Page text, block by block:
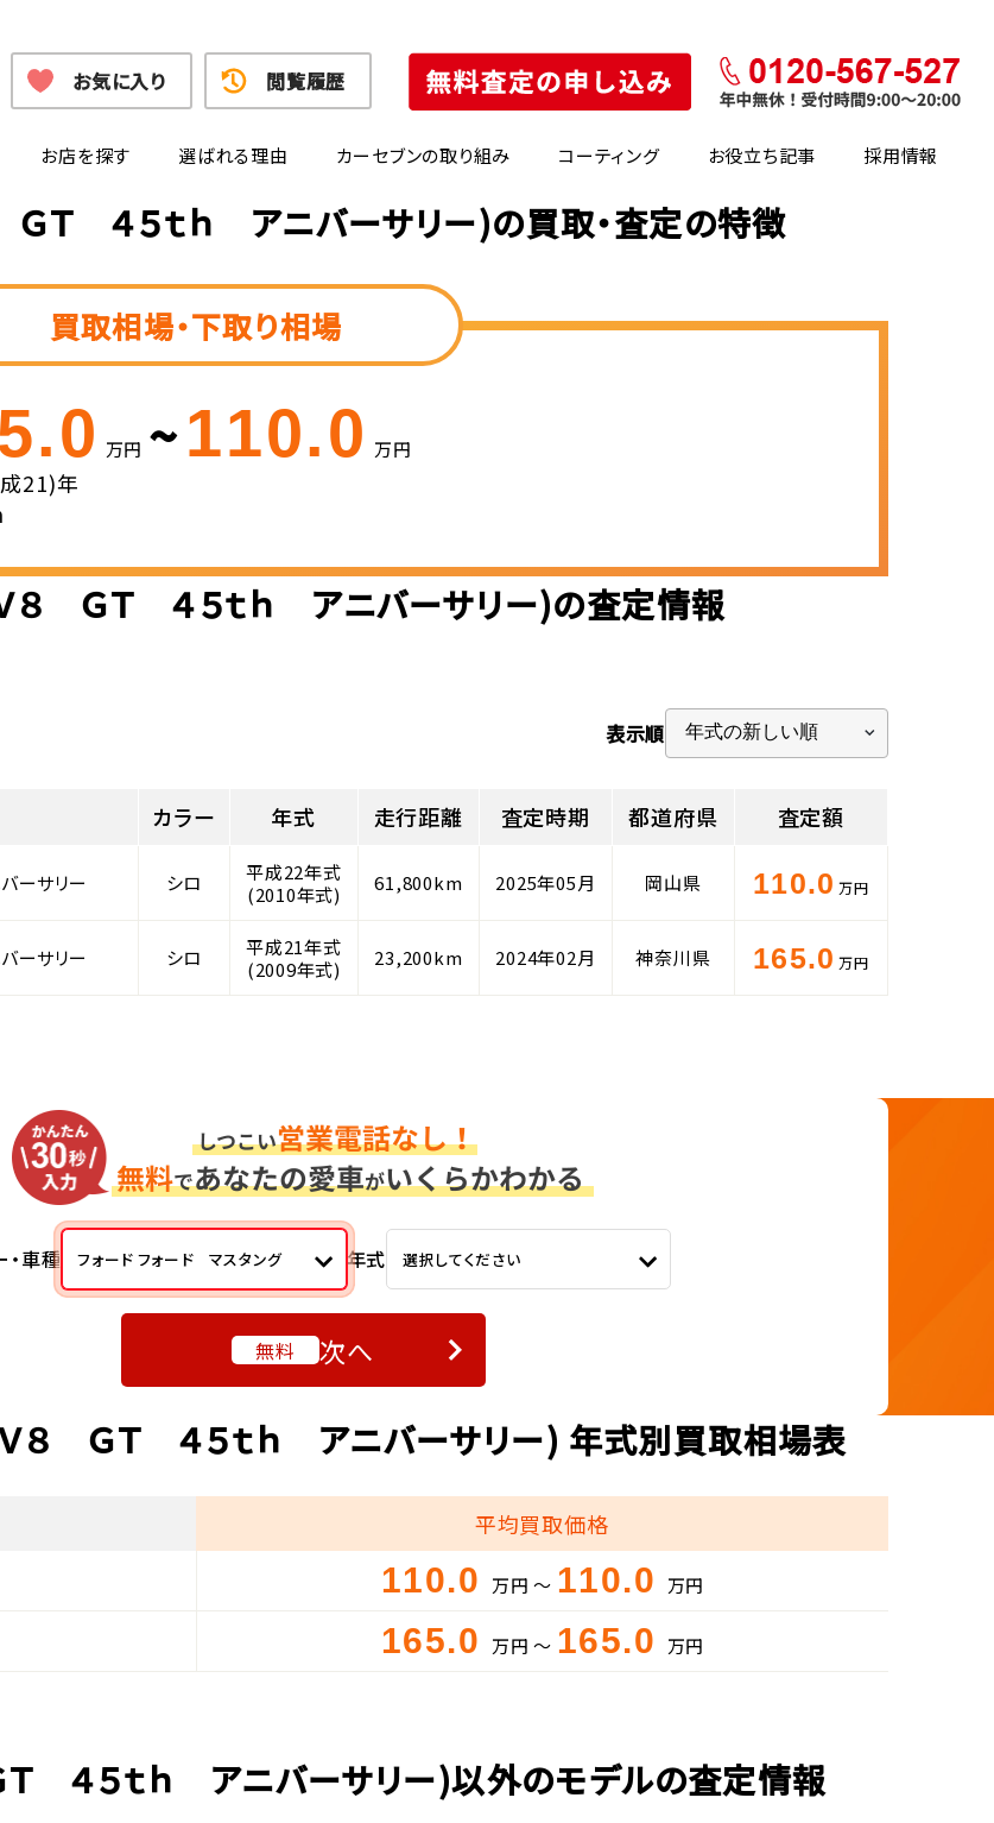
お店を探す 選ばれる理由 カーセブンの取り組み コーティング お役立ち記事 採用情報
お気に入り 閲覧履歴
Ｔ ４５ｔｈ アニバーサリー)の買取・査定の特徴
買取相場・下取り相場
万円 ~110.0 万円
21)年
８ ＧＴ ４５ｔｈ アニバーサリー)の査定情報
表示順
カラー 年式 走行距離 査定時期 都道府県 査定額
ーサリー シロ
平成22年式
(2010年式)
61,800km 2025年05月 岡山県 110.0 万円
ーサリー シロ
平成21年式
(2009年式)
23,200km 2024年02月 神奈川県 165.0 万円
・車種 フォード フォード マスタング 年式 選択してください
無料 次へ
８ ＧＴ ４５ｔｈ アニバーサリー) 年式別買取相場表
平均買取価格
110.0 万円 ～ 110.0 万円
165.0 万円 ～ 165.0 万円
４５ｔｈ アニバーサリー)以外のモデルの査定情報